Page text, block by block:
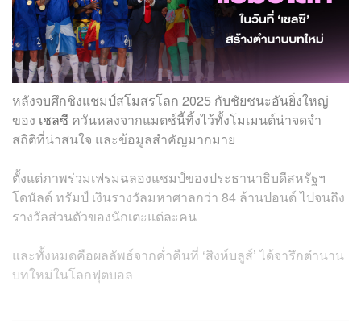
หลังจบศึกชิงแชมป์สโมสรโลก 2025 กับชัยชนะอันยิ่งใหญ่
ของ เชลซี ควันหลงจากแมตช์นี้ทิ้งไว้ทั้งโมเมนต์น่าจดจำ
สถิติที่น่าสนใจ และข้อมูลสำคัญมากมาย
ตั้งแต่ภาพร่วมเฟรมฉลองแชมป์ของประธานาธิบดีสหรัฐฯ
โดนัลด์ ทรัมป์ เงินรางวัลมหาศาลกว่า 84 ล้านปอนด์ ไปจนถึง
รางวัลส่วนตัวของนักเตะแต่ละคน
และทั้งหมดคือผลลัพธ์จากค่ำคืนที่ ‘สิงห์บลูส์’ ได้จารึกตำนาน
บทใหม่ในโลกฟุตบอล